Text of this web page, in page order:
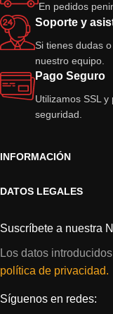
En pedidos
Soporte y
Si tienes dudas
nuestro equipo.
Pago Seguro
Utilizamos SSL
seguridad.
INFORMACIÓN
DATOS LEGALES
Suscríbete a nuestra
Los datos
política de privacidad.
Síguenos en redes: